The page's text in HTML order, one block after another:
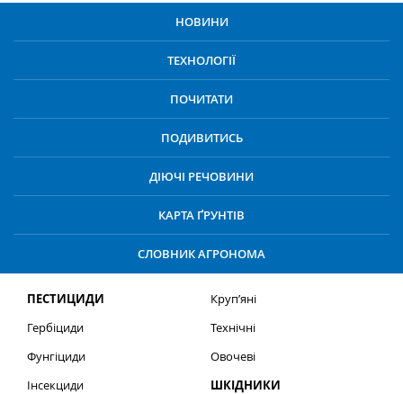
НОВИНИ
ТЕХНОЛОГІЇ
ПОЧИТАТИ
ПОДИВИТИСЬ
ДІЮЧІ РЕЧОВИНИ
КАРТА ҐРУНТІВ
СЛОВНИК АГРОНОМА
ПЕСТИЦИДИ
Гербіциди
Фунгіциди
Інсекциди
Круп’яні
Технічні
Овочеві
ШКІДНИКИ